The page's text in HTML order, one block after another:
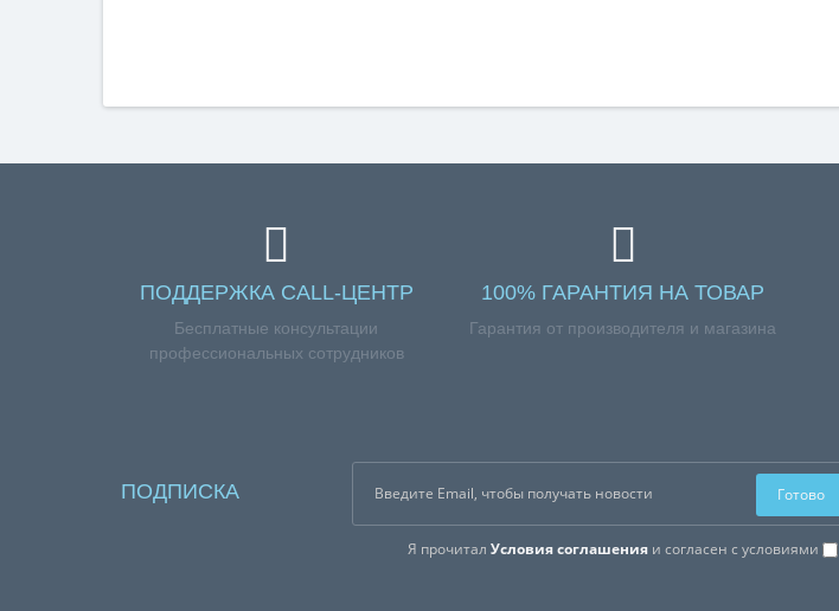
ПОДДЕРЖКА CALL-ЦЕНТР
Бесплатные консультации
профессиональных сотрудников
100% ГАРАНТИЯ НА ТОВАР
Гарантия от производителя и магазина
ПОДПИСКА
Я прочиталУсловия соглашения и согласен с условиями
Готово